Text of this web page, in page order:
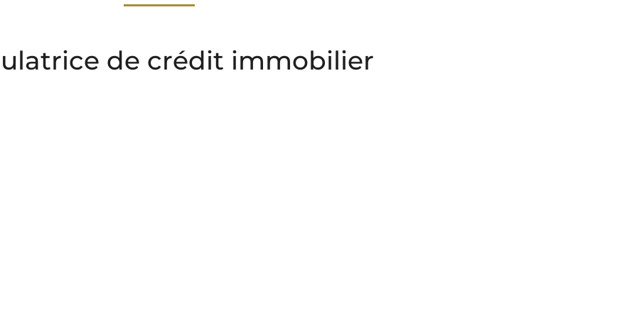
de crédit immobilier